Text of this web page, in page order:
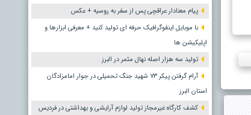
پیام معنادار عراقچی پس از سفر به روسیه + عکس
با موبایل اینفوگرافیک حرفه ای تولید کنید + معرفی ابزارها و
اپلیکیشن ها
تولید سه هزار اصله نهال مثمر در البرز
آرام گرفتن پیکر ۷۳ شهید جنگ تحمیلی در جوار امامزادگان
استان البرز
کشف کارگاه غیرمجاز تولید لوازم آرایشی و بهداشتی در فردیس